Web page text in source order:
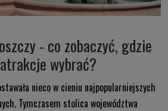
- co zobaczyć, gdzie
wybrać?
nieco w cieniu najpopularniejszych
Tymczasem stolica województwa